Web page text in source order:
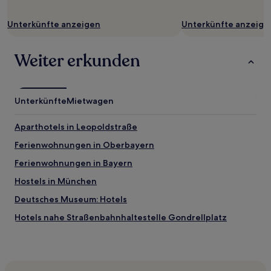
Unterkünfte anzeigen Unterkünfte
Weiter erkunden
UnterkünfteMietwagen
Aparthotels in Leopoldstraße
Ferienwohnungen in Oberbayern
Ferienwohnungen in Bayern
Hostels in München
Deutsches Museum: Hotels
Hotels nahe Straßenbahnhaltestelle Gondrellplatz